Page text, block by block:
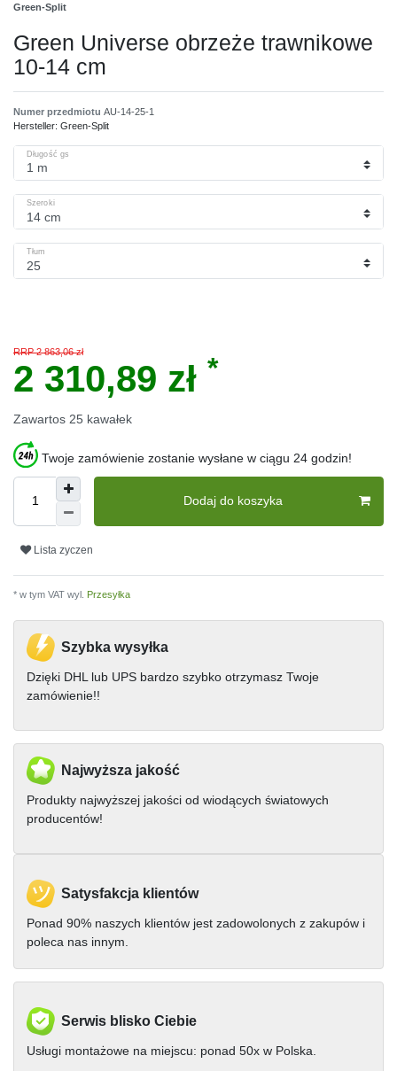
Green-Split
Green Universe obrzeże trawnikowe
10-14 cm
Numer przedmiotu AU-14-25-1
Hersteller: Green-Split
Długość gs
Szeroki
Tłum
RRP 2 863,06 zł
2 310,89 zł *
Zawartos 25 kawałek
Twoje zamówienie zostanie wysłane w ciągu 24 godzin!
Dodaj do koszyka
Lista zyczen
* w tym VAT wyl. Przesyłka
Szybka wysyłka
Dzięki DHL lub UPS bardzo szybko otrzymasz Twoje
zamówienie!!
Najwyższa jakość
Produkty najwyższej jakości od wiodących światowych
producentów!
Satysfakcja klientów
Ponad 90% naszych klientów jest zadowolonych z zakupów i
poleca nas innym.
Serwis blisko Ciebie
Usługi montażowe na miejscu: ponad 50x w Polska.